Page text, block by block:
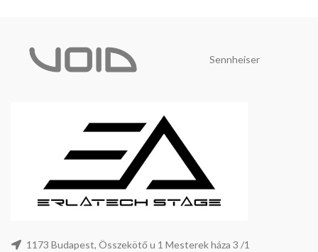
Sennheiser
1173 Budapest, Összekötő u 1 Mesterek háza 3 /1